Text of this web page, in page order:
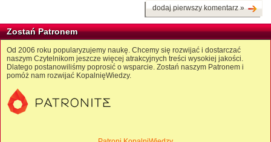
dodaj pierwszy komentarz »
Zostań Patronem
Od 2006 roku popularyzujemy naukę. Chcemy się rozwijać i dostarczać
naszym Czytelnikom jeszcze więcej atrakcyjnych treści wysokiej jakości.
Dlatego postanowiliśmy poprosić o wsparcie. Zostań naszym Patronem i
pomóż nam rozwijać KopalnięWiedzy.